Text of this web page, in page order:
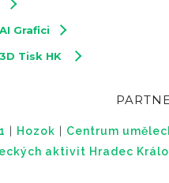
Grafici
Tisk HK
Hozok Centrum
aktivit Hradec